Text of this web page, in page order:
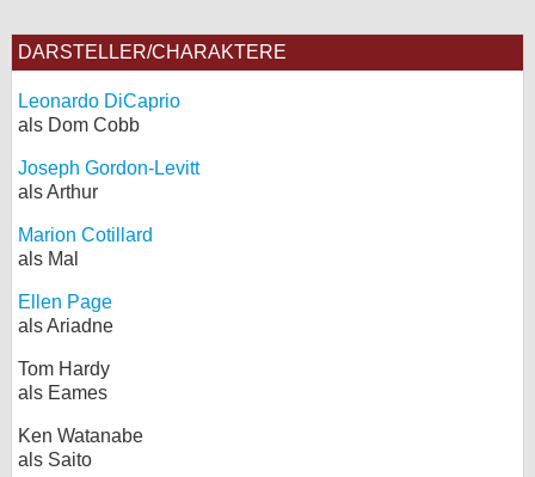
DARSTELLER/CHARAKTERE
Leonardo DiCaprio
als Dom Cobb
Joseph Gordon-Levitt
als Arthur
Marion Cotillard
als Mal
Ellen Page
als Ariadne
Tom Hardy
als Eames
Ken Watanabe
als Saito